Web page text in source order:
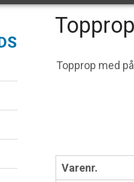
Topprop med
Varenr.